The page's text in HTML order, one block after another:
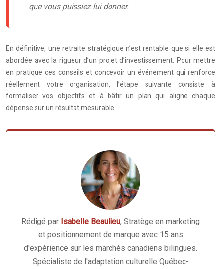
que vous puissiez lui donner.
En définitive, une retraite stratégique n’est rentable que si elle est
abordée avec la rigueur d’un projet d’investissement. Pour mettre
en pratique ces conseils et concevoir un événement qui renforce
réellement votre organisation, l’étape suivante consiste à
formaliser vos objectifs et à bâtir un plan qui aligne chaque
dépense sur un résultat mesurable.
Rédigé par Isabelle Beaulieu, Stratège en marketing
et positionnement de marque avec 15 ans
d'expérience sur les marchés canadiens bilingues.
Spécialiste de l'adaptation culturelle Québec-